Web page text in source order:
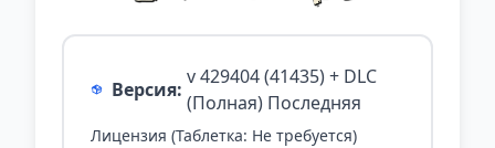
Версия:
v 429404 (41435) + DLC
(Полная) Последняя
Лицензия (Таблетка: Не требуется)